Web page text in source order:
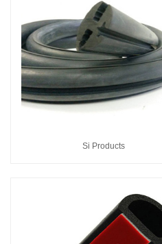
Si Products